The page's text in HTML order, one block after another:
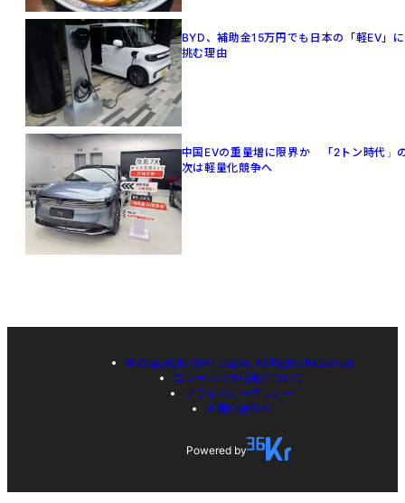
BYD、補助金15万円でも日本の「軽EV」に
挑む理由
中国EVの重量増に限界か 「2トン時代」
次は軽量化競争へ
© Copyright 36Kr Japan, All Rights Reserved
コンテンツの利用について
プライバシーポリシー
お問い合わせ
Powered by